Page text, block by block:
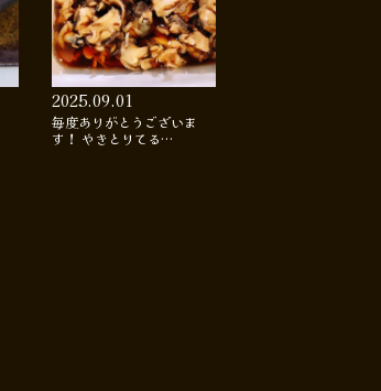
2025.09.01
毎度ありがとうございま
す！ やきとりてる…